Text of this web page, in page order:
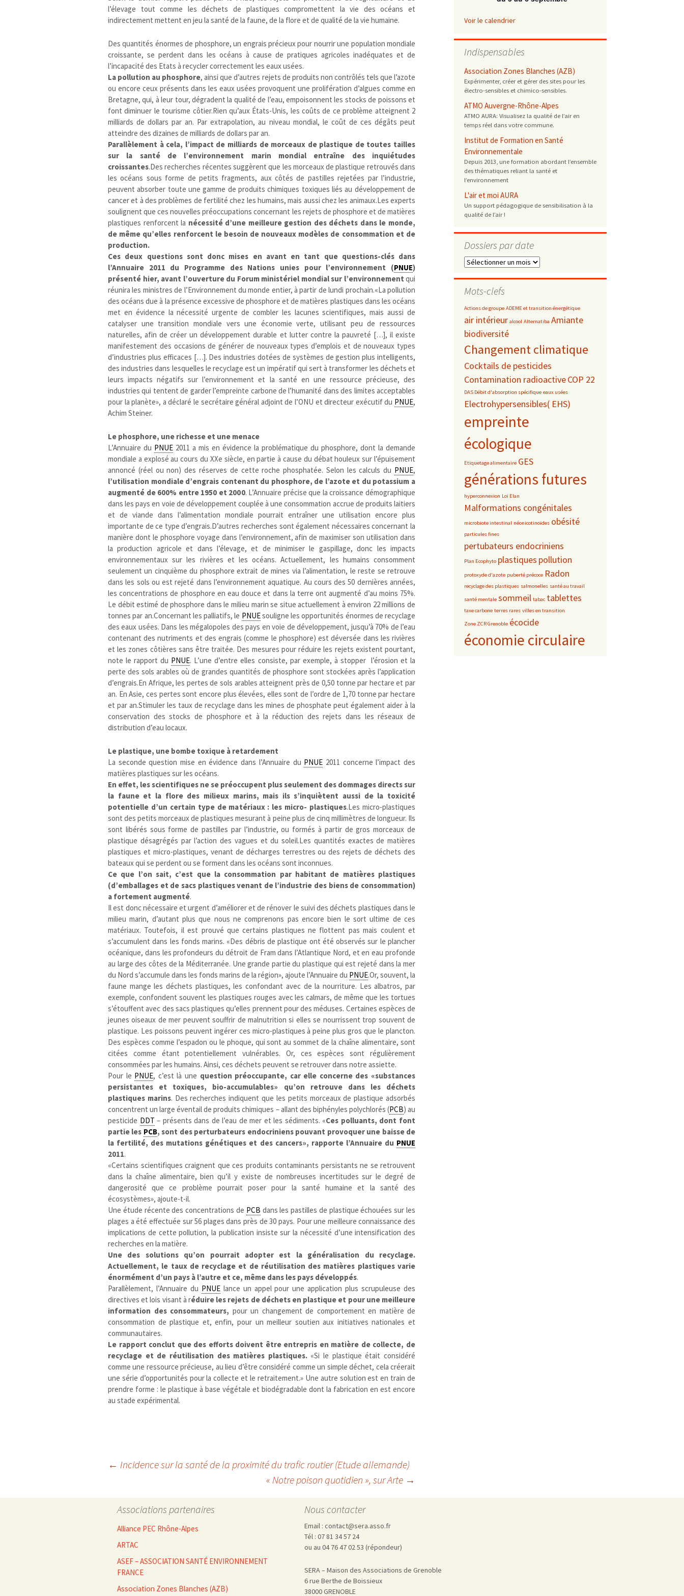
emballages
gaspillage alimentaire
modes de conservation et de cuisson
positionnement citoyen / ONG
Risques majeurs
Biodiversité
Bruit
Changements climatiques
Contamination infectieuse
Contaminations chimiques
cancérigène / mutagène / reprotoxique
métaux lourds et autres
PFAS
Déchets
économie circulaire
traitements
Décisions politiques et juridiques
internationale
nationale
Eau
mers et océans
superficielles et souterraines
Énergies
fossiles
renouvelables / transition énergétique
Environnement numérique
Études scientifiques
épidémiologique
rapport économique
surveillance sanitaire
toxicologique
Jurisprudence
Logement
Modes de comportement
offre de soins
Pharmacovigilance, produits et
dispositifs de santé, vaccins
adolescents
exposition professionnelle
femmes enceintes / enfants
Personnes agées
Publications recommandées
Rayonnements
ionisants
non ionisants, ondes
électromagnétiques (THT, téléphonie
mobile, WIFI, Linky, …)
réglementaire
Santé publique
Sols
Sommeil
Technologies
écrans / jeux vidéos
environnement industriel
nanotechnologies
Tourisme
Transports
Vie sociale
l’élevage tout comme les déchets de plastiques compromettent la vie des océans et
indirectement mettent en jeu la santé de la faune, de la flore et de qualité de la vie humaine.
Des quantités énormes de phosphore, un engrais précieux pour nourrir une population mondiale
croissante, se perdent dans les océans à cause de pratiques agricoles inadéquates et de
l’incapacité des Etats à recycler correctement les eaux usées.
La pollution au phosphore, ainsi que d’autres rejets de produits non contrôlés tels que l’azote
ou encore ceux présents dans les eaux usées provoquent une prolifération d’algues comme en
Bretagne, qui, à leur tour, dégradent la qualité de l’eau, empoisonnent les stocks de poissons et
font diminuer le tourisme côtier.Rien qu’aux États-Unis, les coûts de ce problème atteignent 2
milliards de dollars par an. Par extrapolation, au niveau mondial, le coût de ces dégâts peut
atteindre des dizaines de milliards de dollars par an.
Parallèlement à cela, l’impact de milliards de morceaux de plastique de toutes tailles
sur la santé de l’environnement marin mondial entraîne des inquiétudes
croissantes.Des recherches récentes suggèrent que les morceaux de plastique retrouvés dans
les océans sous forme de petits fragments, aux côtés de pastilles rejetées par l’industrie,
peuvent absorber toute une gamme de produits chimiques toxiques liés au développement de
cancer et à des problèmes de fertilité chez les humains, mais aussi chez les animaux.Les experts
soulignent que ces nouvelles préoccupations concernant les rejets de phosphore et de matières
plastiques renforcent la nécessité d’une meilleure gestion des déchets dans le monde,
de même qu’elles renforcent le besoin de nouveaux modèles de consommation et de
production.
Ces deux questions sont donc mises en avant en tant que questions-clés dans
l’Annuaire 2011 du Programme des Nations unies pour l’environnement (PNUE)
présenté hier, avant l’ouverture du Forum ministériel mondial sur l’environnement qui
réunira les ministres de l’Environnement du monde entier, à partir de lundi prochain.«La pollution
des océans due à la présence excessive de phosphore et de matières plastiques dans les océans
met en évidence la nécessité urgente de combler les lacunes scientifiques, mais aussi de
catalyser une transition mondiale vers une économie verte, utilisant peu de ressources
naturelles, afin de créer un développement durable et lutter contre la pauvreté […], il existe
manifestement des occasions de générer de nouveaux types d’emplois et de nouveaux types
d’industries plus efficaces […]. Des industries dotées de systèmes de gestion plus intelligents,
des industries dans lesquelles le recyclage est un impératif qui sert à transformer les déchets et
leurs impacts négatifs sur l’environnement et la santé en une ressource précieuse, des
industries qui tentent de garder l’empreinte carbone de l’humanité dans des limites acceptables
pour la planète», a déclaré le secrétaire général adjoint de l’ONU et directeur exécutif du PNUE,
Achim Steiner.
Le phosphore, une richesse et une menace
L’Annuaire du PNUE 2011 a mis en évidence la problématique du phosphore, dont la demande
mondiale a explosé au cours du XXe siècle, en partie à cause du débat houleux sur l’épuisement
annoncé (réel ou non) des réserves de cette roche phosphatée. Selon les calculs du PNUE,
l’utilisation mondiale d’engrais contenant du phosphore, de l’azote et du potassium a
augmenté de 600% entre 1950 et 2000. L’Annuaire précise que la croissance démographique
dans les pays en voie de développement couplée à une consommation accrue de produits laitiers
et de viande dans l’alimentation mondiale pourrait entraîner une utilisation encore plus
importante de ce type d’engrais.D’autres recherches sont également nécessaires concernant la
manière dont le phosphore voyage dans l’environnement, afin de maximiser son utilisation dans
la production agricole et dans l’élevage, et de minimiser le gaspillage, donc les impacts
environnementaux sur les rivières et les océans. Actuellement, les humains consomment
seulement un cinquième du phosphore extrait de mines via l’alimentation, le reste se retrouve
dans les sols ou est rejeté dans l’environnement aquatique. Au cours des 50 dernières années,
les concentrations de phosphore en eau douce et dans la terre ont augmenté d’au moins 75%.
Le débit estimé de phosphore dans le milieu marin se situe actuellement à environ 22 millions de
tonnes par an.Concernant les palliatifs, le PNUEsouligne les opportunités énormes de recyclage
des eaux usées. Dans les mégalopoles des pays en voie de développement, jusqu’à 70% de l’eau
contenant des nutriments et des engrais (comme le phosphore) est déversée dans les rivières
et les zones côtières sans être traitée. Des mesures pour réduire les rejets existent pourtant,
note le rapport du PNUE. L’une d’entre elles consiste, par exemple, à stopper l’érosion et la
perte des sols arables où de grandes quantités de phosphore sont stockées après l’application
d’engrais.En Afrique, les pertes de sols arables atteignent près de 0,50 tonne par hectare et par
an. En Asie, ces pertes sont encore plus élevées, elles sont de l’ordre de 1,70 tonne par hectare
et par an.Stimuler les taux de recyclage dans les mines de phosphate peut également aider à la
conservation des stocks de phosphore et à la réduction des rejets dans les réseaux de
distribution d’eau locaux.
Le plastique, une bombe toxique à retardement
La seconde question mise en évidence dans l’Annuaire du PNUE 2011 concerne l’impact des
matières plastiques sur les océans.
En effet, les scientifiques ne se préoccupent plus seulement des dommages directs sur
la faune et la flore des milieux marins, mais ils s’inquiètent aussi de la toxicité
potentielle d’un certain type de matériaux : les micro- plastiques.Les micro-plastiques
sont des petits morceaux de plastiques mesurant à peine plus de cinq millimètres de longueur. Ils
sont libérés sous forme de pastilles par l’industrie, ou formés à partir de gros morceaux de
plastique désagrégés par l’action des vagues et du soleil.Les quantités exactes de matières
plastiques et micro-plastiques, venant de décharges terrestres ou des rejets de déchets des
bateaux qui se perdent ou se forment dans les océans sont inconnues.
Ce que l’on sait, c’est que la consommation par habitant de matières plastiques
(d’emballages et de sacs plastiques venant de l’industrie des biens de consommation)
a fortement augmenté.
Il est donc nécessaire et urgent d’améliorer et de rénover le suivi des déchets plastiques dans le
milieu marin, d’autant plus que nous ne comprenons pas encore bien le sort ultime de ces
matériaux. Toutefois, il est prouvé que certains plastiques ne flottent pas mais coulent et
s’accumulent dans les fonds marins. «Des débris de plastique ont été observés sur le plancher
océanique, dans les profondeurs du détroit de Fram dans l’Atlantique Nord, et en eau profonde
au large des côtes de la Méditerranée. Une grande partie du plastique qui est rejeté dans la mer
du Nord s’accumule dans les fonds marins de la région», ajoute l’Annuaire du PNUE.Or, souvent, la
faune mange les déchets plastiques, les confondant avec de la nourriture. Les albatros, par
exemple, confondent souvent les plastiques rouges avec les calmars, de même que les tortues
s’étouffent avec des sacs plastiques qu’elles prennent pour des méduses. Certaines espèces de
jeunes oiseaux de mer peuvent souffrir de malnutrition si elles se nourrissent trop souvent de
plastique. Les poissons peuvent ingérer ces micro-plastiques à peine plus gros que le plancton.
Des espèces comme l’espadon ou le phoque, qui sont au sommet de la chaîne alimentaire, sont
citées comme étant potentiellement vulnérables. Or, ces espèces sont régulièrement
consommées par les humains. Ainsi, ces déchets peuvent se retrouver dans notre assiette.
Pour le PNUE, c’est là une question préoccupante, car elle concerne des «substances
persistantes et toxiques, bio-accumulables» qu’on retrouve dans les déchets
plastiques marins. Des recherches indiquent que les petits morceaux de plastique adsorbés
concentrent un large éventail de produits chimiques – allant des biphényles polychlorés (PCB) au
pesticide DDT – présents dans de l’eau de mer et les sédiments. «Ces polluants, dont font
partie les PCB, sont des perturbateurs endocriniens pouvant provoquer une baisse de
la fertilité, des mutations génétiques et des cancers», rapporte l’Annuaire du PNUE
2011.
«Certains scientifiques craignent que ces produits contaminants persistants ne se retrouvent
dans la chaîne alimentaire, bien qu’il y existe de nombreuses incertitudes sur le degré de
dangerosité que ce problème pourrait poser pour la santé humaine et la santé des
écosystèmes», ajoute-t-il.
Une étude récente des concentrations de PCB dans les pastilles de plastique échouées sur les
plages a été effectuée sur 56 plages dans près de 30 pays. Pour une meilleure connaissance des
implications de cette pollution, la publication insiste sur la nécessité d’une intensification des
recherches en la matière.
Une des solutions qu’on pourrait adopter est la généralisation du recyclage.
Actuellement, le taux de recyclage et de réutilisation des matières plastiques varie
énormément d’un pays à l’autre et ce, même dans les pays développés.
Parallèlement, l’Annuaire du PNUElance un appel pour une application plus scrupuleuse des
directives et lois visant à réduire les rejets de déchets en plastique et pour une meilleure
information des consommateurs, pour un changement de comportement en matière de
consommation de plastique et, enfin, pour un meilleur soutien aux initiatives nationales et
communautaires.
Le rapport conclut que des efforts doivent être entrepris en matière de collecte, de
recyclage et de réutilisation des matières plastiques.«Si le plastique était considéré
comme une ressource précieuse, au lieu d’être considéré comme un simple déchet, cela créerait
une série d’opportunités pour la collecte et le retraitement.» Une autre solution est en train de
prendre forme : le plastique à base végétale et biodégradable dont la fabrication en est encore
au stade expérimental.
Navigation
des
← Incidence sur la santé de la proximité du trafic routier (Etude allemande)
« Notre poison quotidien », sur Arte →
Voir le calendrier
Indispensables
Association Zones Blanches (AZB)
Expérimenter, créer et gérer des sites pour les
électro-sensibles et chimico-sensibles.
ATMO Auvergne-Rhône-Alpes
ATMO AURA: Visualisez la qualité de l’air en
temps réel dans votre commune.
Institut de Formation en Santé
Environnementale
Depuis 2013, une formation abordant l’ensemble
des thématiques reliant la santé et
l’environnement
L'air et moi AURA
Un support pédagogique de sensibilisation à la
qualité de l’air !
Dossiers par date
Dossiers
date
Mots-clefs
Actions de groupe ADEME et transition énergétique
air intérieur alcool Alternatiba Amiante
biodiversité
Changement climatique
Cocktails de pesticides
Contamination radioactiveCOP 22
DAS Débit d'absorption spécifique eaux usées
Electrohypersensibles( EHS)
empreinte
écologique
Etiquetage alimentaire GES
générations futures
hyperconnexion Loi Elan
Malformations congénitales
microbiote intestinal néonicotinoïdes obésité
particules fines
pertubateurs endocriniens
Plan Ecophyto plastiques pollution
protoxyde d'azote puberté précoce Radon
recyclage des plastiques salmonelles santé au travail
santé mentale sommeil tabac tablettes
taxe carbone terres rares villes en transition
Zone ZCR Grenoble écocide
économie circulaire
Associations partenaires
Alliance PEC Rhône-Alpes
ARTAC
ASEF – ASSOCIATION SANTÉ ENVIRONNEMENT
FRANCE
Association Zones Blanches (AZB)
Nous contacter
Email : contact@sera.asso.fr
Tél : 07 81 34 57 24
ou au 04 76 47 02 53 (répondeur)
SERA – Maison des Associations de Grenoble
6 rue Berthe de Boissieux
38000 GRENOBLE